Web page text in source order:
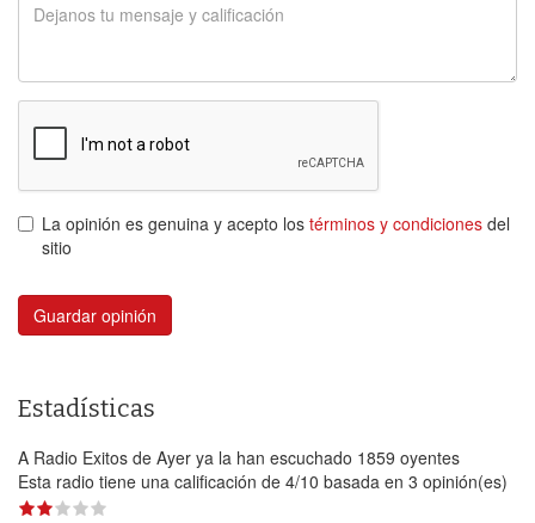
La opinión es genuina y acepto los términos y condiciones del
sitio
Guardar opinión
Estadísticas
A Radio Exitos de Ayer ya la han escuchado 1859 oyentes
Esta radio tiene una calificación de 4/10 basada en 3 opinión(es)